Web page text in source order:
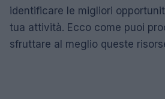
identificare le migliori
tua attività. Ecco come puoi
sfruttare al meglio queste